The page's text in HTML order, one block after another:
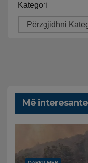
Kategori
Më interesante